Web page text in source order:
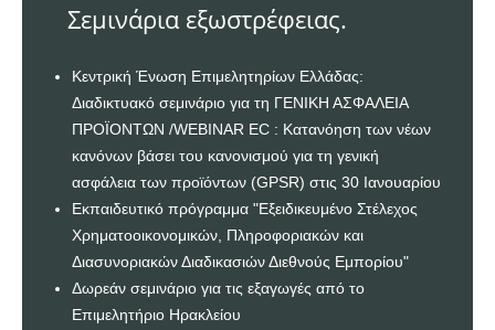
Σεμινάρια εξωστρέφειας.
Κεντρική Ένωση Επιμελητηρίων Ελλάδας:
Διαδικτυακό σεμινάριο για τη ΓΕΝΙΚΗ ΑΣΦΑΛΕΙΑ
ΠΡΟΪΟΝΤΩΝ /WEBINAR EC : Κατανόηση των νέων
κανόνων βάσει του κανονισμού για τη γενική
ασφάλεια των προϊόντων (GPSR) στις 30 Ιανουαρίου
Εκπαιδευτικό πρόγραμμα "Εξειδικευμένο Στέλεχος
Χρηματοοικονομικών, Πληροφοριακών και
Διασυνοριακών Διαδικασιών Διεθνούς Εμπορίου"
Δωρεάν σεμινάριο για τις εξαγωγές από το
Επιμελητήριο Ηρακλείου